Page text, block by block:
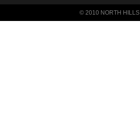
© 2010 NORTH HILLS